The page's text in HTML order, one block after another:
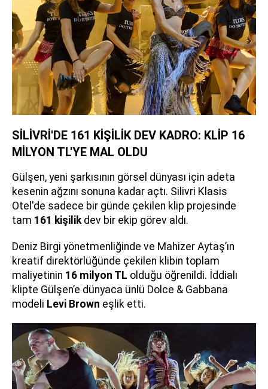
SİLİVRİ'DE 161 KİŞİLİK DEV KADRO: KLİP 16
MİLYON TL'YE MAL OLDU
Gülşen, yeni şarkısının görsel dünyası için adeta
kesenin ağzını sonuna kadar açtı. Silivri Klasis
Otel'de sadece bir günde çekilen klip projesinde
tam 161 kişilikdev bir ekip görev aldı.
Deniz Birgi yönetmenliğinde ve Mahizer Aytaş’ın
kreatif direktörlüğünde çekilen klibin toplam
maliyetinin 16 milyon TL olduğu öğrenildi. İddialı
klipte Gülşen’e dünyaca ünlü Dolce & Gabbana
modeli Levi Brown eşlik etti.